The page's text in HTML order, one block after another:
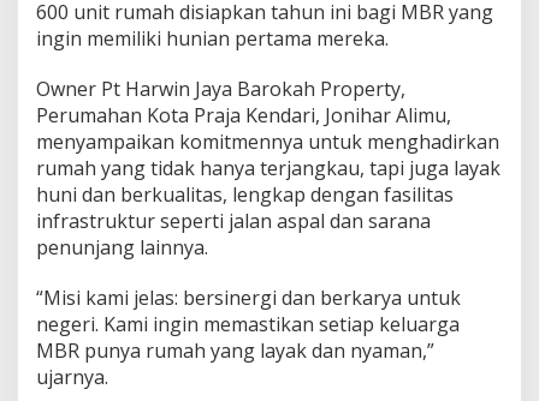
a
r
k
a
t
B
e
r
e
n
h
a
s
i
600 unit rumah disiapkan tahun ini bagi MBR yang
ingin memiliki hunian pertama mereka.
Owner Pt Harwin Jaya Barokah Property,
Perumahan Kota Praja Kendari, Jonihar Alimu,
menyampaikan komitmennya untuk menghadirkan
rumah yang tidak hanya terjangkau, tapi juga layak
huni dan berkualitas, lengkap dengan fasilitas
infrastruktur seperti jalan aspal dan sarana
penunjang lainnya.
“Misi kami jelas: bersinergi dan berkarya untuk
negeri. Kami ingin memastikan setiap keluarga
MBR punya rumah yang layak dan nyaman,”
ujarnya.